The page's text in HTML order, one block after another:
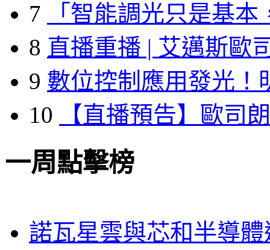
7
「智能調光只是基本
8 直播重播 | 艾邁斯歐
9 數位控制應用發光！
10
【直播預告】歐司
一周點擊榜
諾瓦星雲與芯和半導